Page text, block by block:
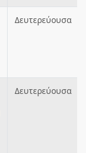
Δευτερεύουσα
Δευτερεύουσα